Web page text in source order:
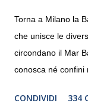
Torna a Milano la
che unisce le
circondano il Mar
conosca né confini
debutterà il 10
CONDIVIDI 334